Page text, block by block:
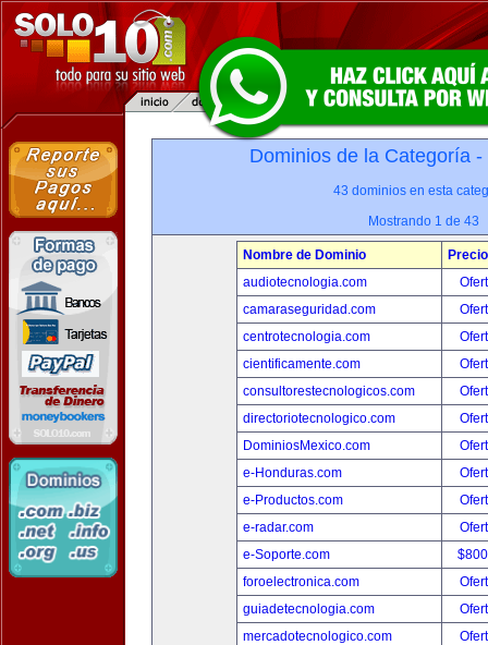
Dominios de la Categoría -
43 dominios en esta
Mostrando 1 de 43
Nombre de Dominio
Precio
audiotecnologia.com
camaraseguridad.com
centrotecnologia.com
cientificamente.com
consultorestecnologicos.com
directoriotecnologico.com
DominiosMexico.com
e-Honduras.com
e-Productos.com
e-radar.com
e-Soporte.com
foroelectronica.com
guiadetecnologia.com
mercadotecnologico.com